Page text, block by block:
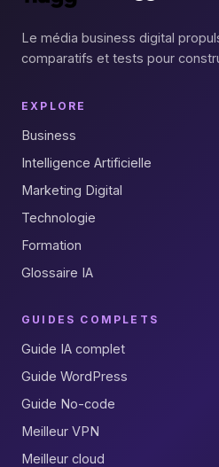
Le média business digital
comparatifs et tests pour
EXPLORE
Business
Intelligence Artificielle
Marketing Digital
Technologie
Formation
Glossaire IA
GUIDES COMPLETS
Guide IA complet
Guide WordPress
Guide No-code
Meilleur VPN
Meilleur cloud